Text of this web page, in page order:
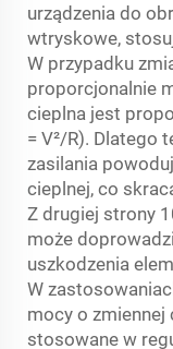
urządzenia do
wtryskowe,
W przypadku
proporcjonalnie
cieplna jest
= V²/R). Dlatego
zasilania
cieplnej, co
Z drugiej strony
może
uszkodzenia
W
mocy o
stosowane w